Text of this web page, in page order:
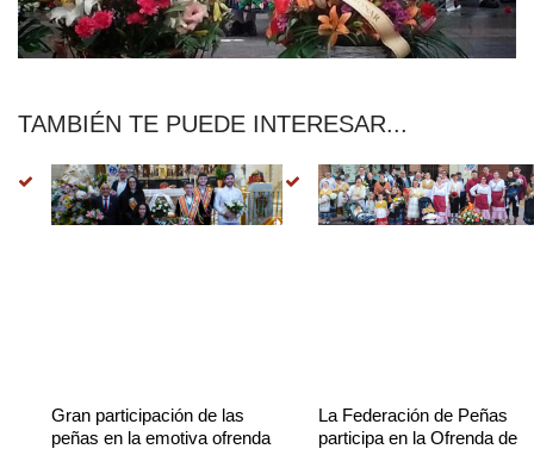
TAMBIÉN TE PUEDE INTERESAR...
Gran participación de las
peñas en la emotiva ofrenda
La Federación de Peñas
participa en la Ofrenda de